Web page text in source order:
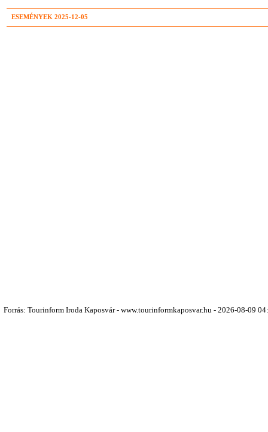
ESEMÉNYEK 2025-12-05
Forrás: Tourinform Iroda Kaposvár - www.tourinformkaposvar.hu - 2026-08-09